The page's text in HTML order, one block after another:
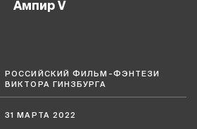
Ампир V
РОССИЙСКИЙ ФИЛЬМ-ФЭНТЕЗИ
ВИКТОРА ГИНЗБУРГА
31 МАРТА 2022